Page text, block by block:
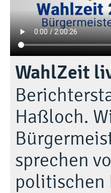
WahlZeit
Haßloch.
sprechen
politischen